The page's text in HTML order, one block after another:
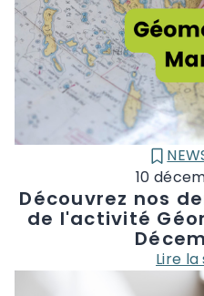
Découvrez nos
de l'activité
Lire
10